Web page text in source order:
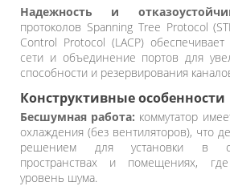
Надежность и
протоколов Spanning Tree Protocol
Control Protocol (LACP)
сети и объединение портов для
способности и резервирования
Конструктивные особенности
Бесшумная работа: коммутатор
охлаждения (без вентиляторов), что
решением для установки в
пространствах и помещениях,
уровень шума.